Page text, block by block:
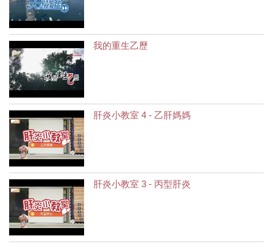
我的重生乙歷
肝炎小教室 4 - 乙肝媽媽
肝炎小教室 3 - 丙型肝炎